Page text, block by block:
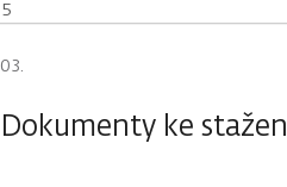
5
Dokumenty ke